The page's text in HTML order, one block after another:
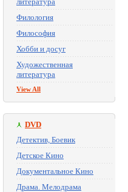
Филология
Философия
Хобби и досуг
Художественная
литература
View All
DVD
Детектив, Боевик
Детское Кино
Документальное Кино
Драма. Мелодрама